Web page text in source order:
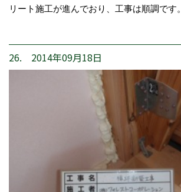
リート施工が進んでおり、工事は順調です。
26. 2014年09月18日